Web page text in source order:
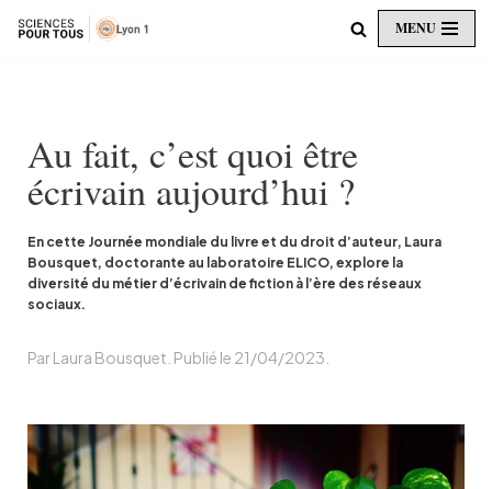
MENU
Au fait, c’est quoi être
écrivain aujourd’hui ?
En cette Journée mondiale du livre et du droit d’auteur, Laura
Bousquet, doctorante au laboratoire ELICO, explore la
diversité du métier d’écrivain de fiction à l’ère des réseaux
sociaux.
Par Laura Bousquet. Publié le 21/04/2023.